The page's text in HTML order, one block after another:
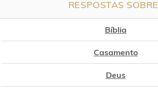
RESPOSTAS SOBRE
Bíblia
Casamento
Deus